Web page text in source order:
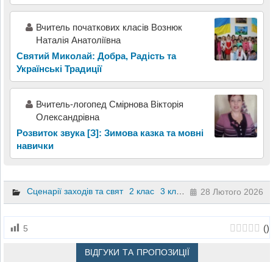
Вчитель початкових класів Вознюк
Наталія Анатоліївна
Святий Миколай: Добра, Радість та
Українські Традиції
Вчитель-логопед Смірнова Вікторія
Олександрівна
Розвиток звука [З]: Зимова казка та мовні
навички
Сценарії заходів та свят 2 клас 3 клас 4 клас
28 Лютого 2026
5 ()
ВІДГУКИ ТА ПРОПОЗИЦІЇ